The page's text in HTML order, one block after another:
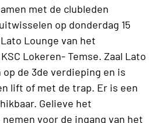
met de clubleden
op donderdag 15
Lounge van het
Lokeren- Temse. Zaal Lato
de 3de verdieping en is
lift of met de trap. Er is een
Gelieve het
voor de ingang van het